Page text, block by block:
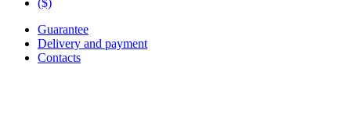
($)
Guarantee
Delivery and payment
Contacts